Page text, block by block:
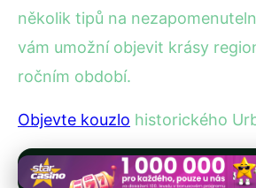
několik tipů na
vám umožní objevit krásy
ročním období.
Objevte kouzlo historického